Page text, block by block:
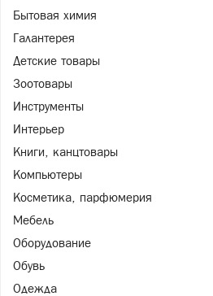
Бытовая химия
Галантерея
Детские товары
Зоотовары
Инструменты
Интерьер
Книги, канцтовары
Компьютеры
Косметика, парфюмерия
Мебель
Оборудование
Обувь
Одежда